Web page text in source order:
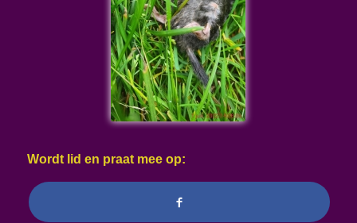
Wordt lid en praat mee op: